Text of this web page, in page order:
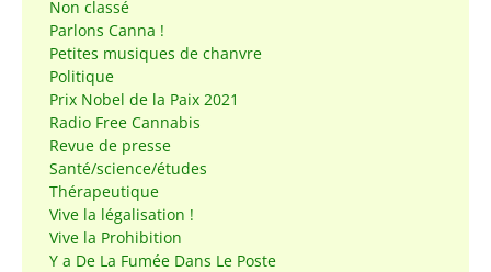
Non classé
Parlons Canna !
Petites musiques de chanvre
Politique
Prix Nobel de la Paix 2021
Radio Free Cannabis
Revue de presse
Santé/science/études
Thérapeutique
Vive la légalisation !
Vive la Prohibition
Y a De La Fumée Dans Le Poste